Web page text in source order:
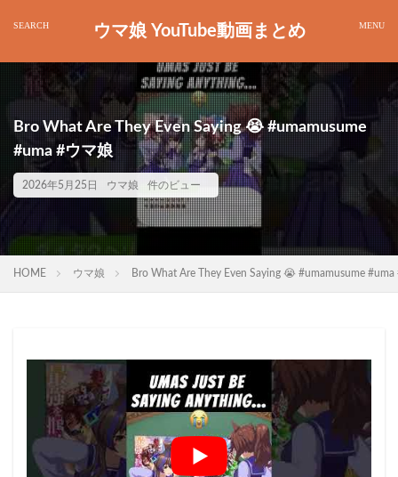
ウマ娘 YouTube動画まとめ
Bro What Are They Even Saying 😭 #umamusume
#uma #ウマ娘
2026年5月25日 ウマ娘 件のビュー
HOME ウマ娘 Bro What Are They Even Saying 😭 #umamusume #uma